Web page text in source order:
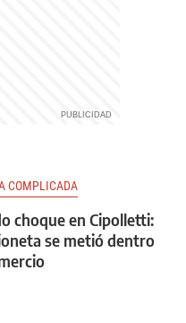
COMPLICADA
choque en Cipolletti:
se metió dentro